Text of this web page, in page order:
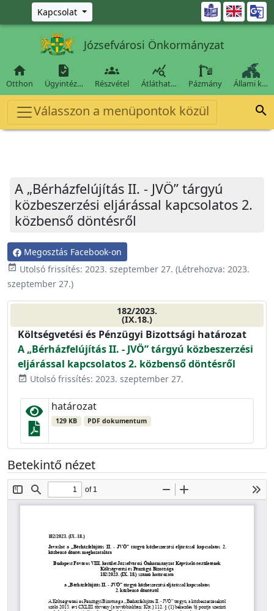
Ugrás a fő tartalomra
Kapcsolat 
Józsefvárosi Önkormányzat

Otthon

Ügyintéz…

Részvétel

Átláthat… Pázmány Állami k…
Válasszon a menüpontok közül 
A „Bérházfelújítás II. - JVÖ” tárgyú
közbeszerzési eljárással kapcsolatos 2.
közbenső döntésről
Megosztás Facebook-on
event_available Utolsó frissítés: 2023. szeptember 27. (Létrehozva: 2023.
szeptember 27.)
182/2023.
(IX.18.)
Költségvetési és Pénzügyi Bizottsági határozat
A „Bérházfelújítás II. - JVÖ” tárgyú közbeszerzési
eljárással kapcsolatos 2. közbenső döntésről
event_available Utolsó frissítés: 2023. szeptember 27.
határozat
129 KB PDF dokumentum
Betekintő nézet